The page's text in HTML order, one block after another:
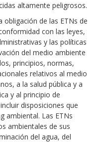
altamente peligrosos.
obligación de las ETNs de
con las leyes,
y las políticas
del medio ambiente
principios, normas,
relativos al medio
a la salud pública y a
y al principio de
disposiciones que
ambiental. Las ETNs
ambientales de sus
del agua, del